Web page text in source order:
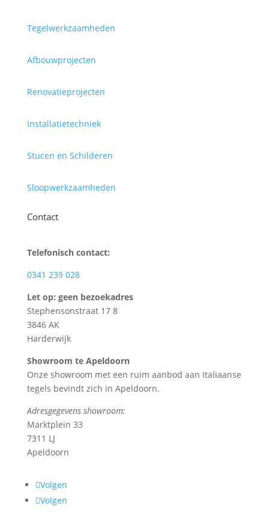
Tegelwerkzaamheden
Afbouwprojecten
Renovatieprojecten
Installatietechniek
Stucen en Schilderen
Sloopwerkzaamheden
Contact
Telefonisch contact:
0341 239 028
Let op: geen bezoekadres
Stephensonstraat 17 8
3846 AK
Harderwijk
Showroom te Apeldoorn
Onze showroom met een ruim aanbod aan Italiaanse
tegels bevindt zich in Apeldoorn.
Adresgegevens showroom:
Marktplein 33
7311 LJ
Apeldoorn
Volgen
Volgen